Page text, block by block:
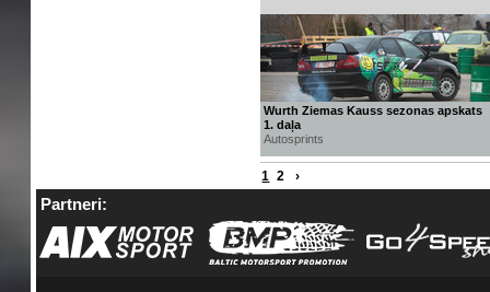
Wurth Ziemas Kauss sezonas apskats
1. daļa
Autosprints
1 2 ›
Partneri: